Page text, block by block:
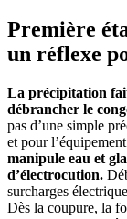
Première
un réflexe
La précipitation
débrancher le
pas d’une simple
et pour
manipule eau et
d’électrocution.
surcharges
Dès la coupure, la